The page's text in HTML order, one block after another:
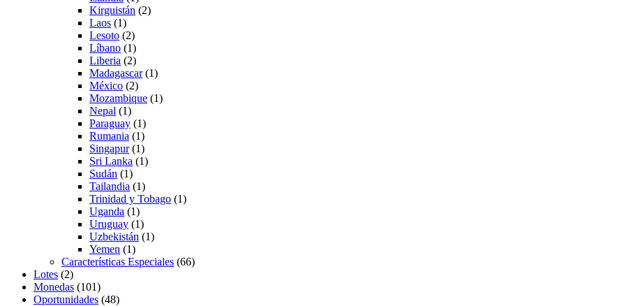
Kirguistán (2)
Laos (1)
Lesoto (2)
Líbano (1)
Liberia (2)
Madagascar (1)
México (2)
Mozambique (1)
Nepal (1)
Paraguay (1)
Rumania (1)
Singapur (1)
Sri Lanka (1)
Sudán (1)
Tailandia (1)
Trinidad y Tobago (1)
Uganda (1)
Uruguay (1)
Uzbekistán (1)
Yemen (1)
Características Especiales (66)
Lotes (2)
Monedas (101)
Oportunidades (48)